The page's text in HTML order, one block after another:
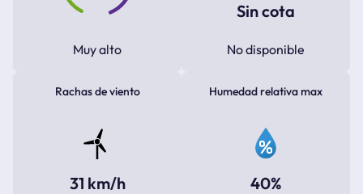
Muy alto
Sin cota
No disponible
Rachas de viento
31 km/h
Humedad relativa max
40%